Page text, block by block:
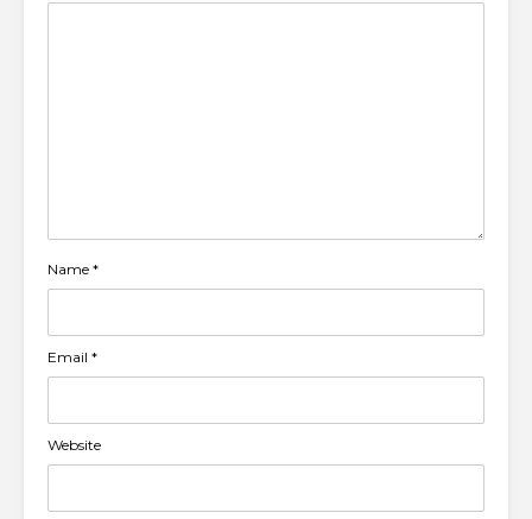
Name *
Email *
Website